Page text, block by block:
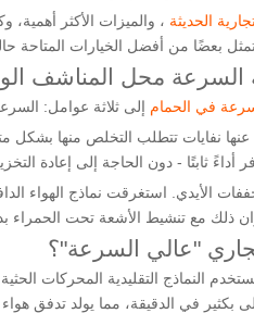
الحديثة
السرعة محل المناشف
في الحمام إلى ثلاثة عوامل:
عنها نفايات تتطلب التخلص منها
ثابتًا - دون الحاجة إلى إعادة
"عالي السرعة"؟
التقليدية المحركات الحثية
بكثير في الدقيقة، مما يولد تدفق